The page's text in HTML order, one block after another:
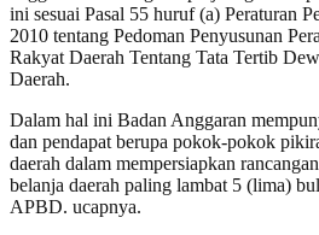
ini sesuai Pasal 55 huruf (a) Peraturan
2010 tentang Pedoman Penyusunan
Rakyat Daerah Tentang Tata Tertib
Daerah.
Dalam hal ini Badan Anggaran
dan pendapat berupa pokok-pokok
daerah dalam mempersiapkan
belanja daerah paling lambat 5 (lima)
APBD. ucapnya.